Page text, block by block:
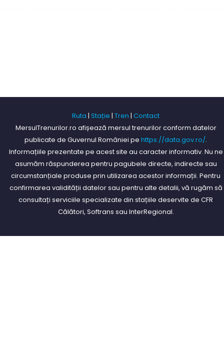
Ruta | Stație | Tren | Contact
MersulTrenurilor.ro afișează mersul trenurilor conform datelor
publicate de Guvernul României pe https://data.gov.ro/.
Informațiile prezentate pe acest site au caracter informativ. Nu ne
asumăm răspunderea pentru pagubele directe, indirecte sau
circumstanțiale produse prin utilizarea acestor informații. Pentru
confirmarea validității datelor sau pentru alte detalii, vă rugăm să
consultați serviciile specializate din stațiile deservite de CFR
Călători, Softrans sau InterRegional.